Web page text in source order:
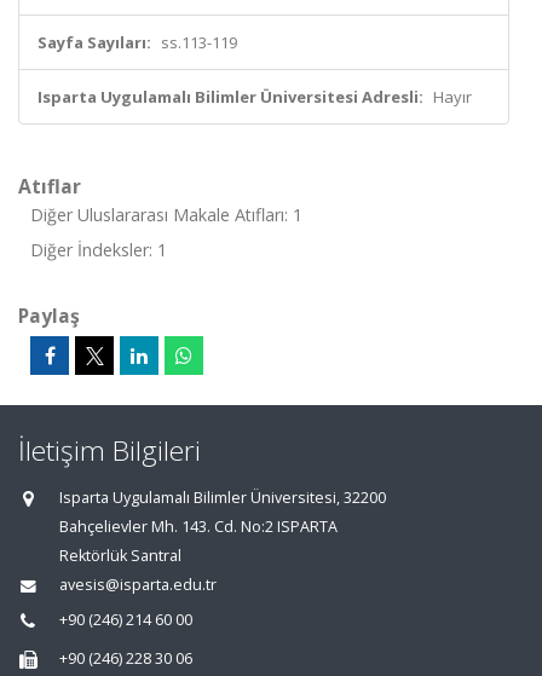
Sayfa Sayıları: ss.113-119
Isparta Uygulamalı Bilimler Üniversitesi Adresli: Hayır
Atıflar
Diğer Uluslararası Makale Atıfları: 1
Diğer İndeksler: 1
Paylaş
İletişim Bilgileri
Isparta Uygulamalı Bilimler Üniversitesi, 32200
Bahçelievler Mh. 143. Cd. No:2 ISPARTA
Rektörlük Santral
avesis@isparta.edu.tr
+90 (246) 214 60 00
+90 (246) 228 30 06